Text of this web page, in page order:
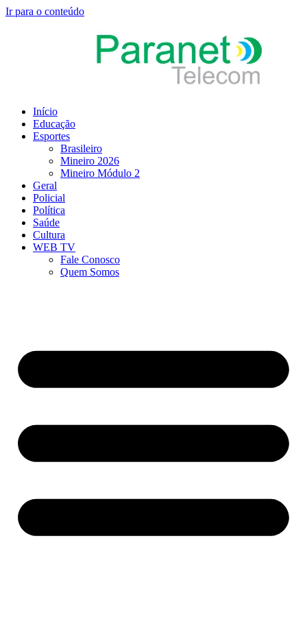
Ir para o conteúdo
Início
Educação
Esportes
Brasileiro
Mineiro 2026
Mineiro Módulo 2
Geral
Policial
Política
Saúde
Cultura
WEB TV
Fale Conosco
Quem Somos